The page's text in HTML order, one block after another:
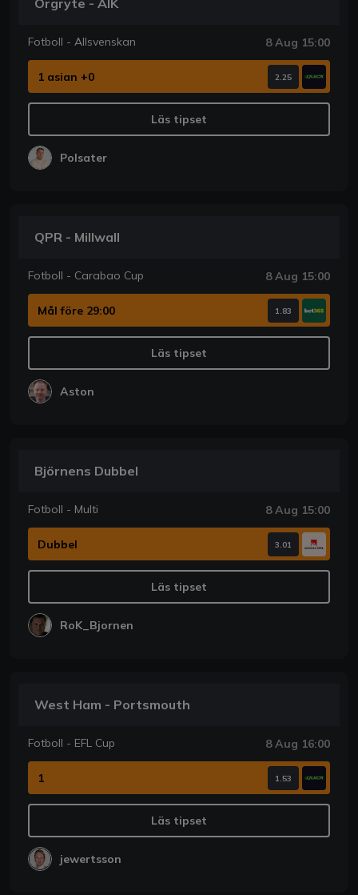
Fotboll - Allsvenskan 8 Aug 15:00
1 asian +0 2.25
Läs tipset
Polsater
QPR - Millwall
Fotboll - Carabao Cup 8 Aug 15:00
Mål före 29:00 1.83
Läs tipset
Aston
Björnens Dubbel
Fotboll - Multi 8 Aug 15:00
Dubbel 3.01
Läs tipset
RoK_Bjornen
West Ham - Portsmouth
Fotboll - EFL Cup 8 Aug 16:00
1 1.53
Läs tipset
jewertsson